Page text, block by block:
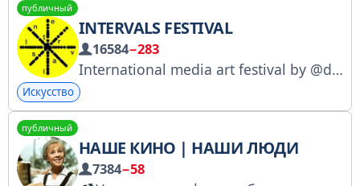
публичный
INTERVALS FESTIVAL
16584−283
International media art festival by @dreamlaser INTERVALS 2027 → loading Based in Nizhny Novgorod, Russia Вопросы и сотрудничество: hello@intervalsfest.com https://intervalsfest.com/ Регистрация в перечне РКН: https://clck.ru/3LEbRk
Искусство
публичный
НАШЕ КИНО | НАШИ ЛЮДИ
7384−58